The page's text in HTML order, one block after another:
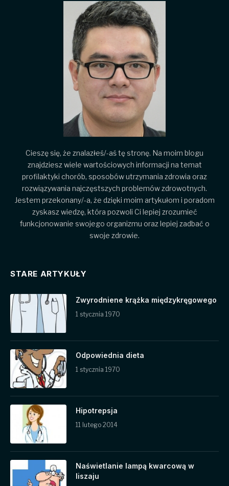
Cieszę się, że znalazłeś/-aś tę stronę. Na moim blogu
znajdziesz wiele wartościowych informacji na temat
profilaktyki chorób, sposobów utrzymania zdrowia oraz
rozwiązywania najczęstszych problemów zdrowotnych.
Jestem przekonany/-a, że dzięki moim artykułom i poradom
zyskasz wiedzę, która pozwoli Ci lepiej zrozumieć
funkcjonowanie swojego organizmu oraz lepiej zadbać o
swoje zdrowie.
STARE ARTYKUŁY
Zwyrodniene krążka międzykręgowego
1 stycznia 1970
Odpowiednia dieta
1 stycznia 1970
Hipotrepsja
11 lutego 2014
Naświetlanie lampą kwarcową w
liszaju